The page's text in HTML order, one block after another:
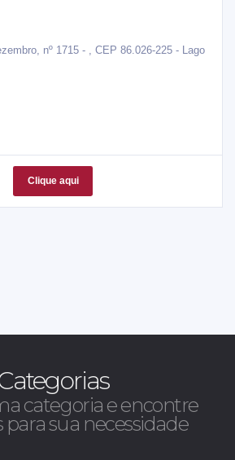
nº 1715 - , CEP 86.026-225 - Lago
Clique aqui
categoria e encontre
sua necessidade